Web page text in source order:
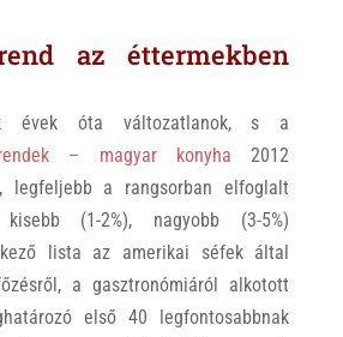
az éttermekben
évek óta változatlanok, s a
– magyar konyha2012
legfeljebb a rangsorban elfoglalt
(1-2%), nagyobb (3-5%)
lista az amerikai séfek által
a gasztronómiáról alkotott
első 40 legfontosabbnak